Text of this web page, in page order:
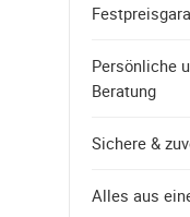
Persönliche
Beratung
Sichere &
Alles aus